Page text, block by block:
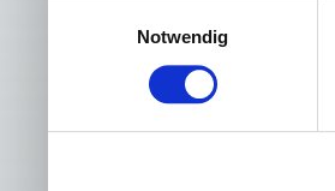
Notwendig